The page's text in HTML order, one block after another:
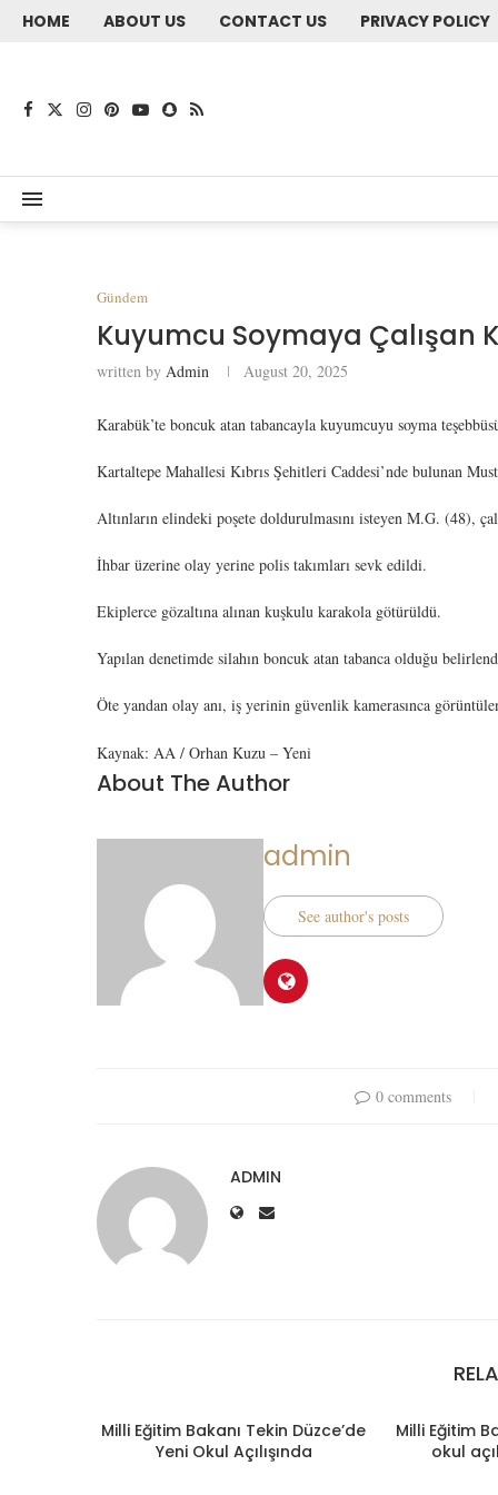
HOME ABOUT US CONTACT US PRIVACY POLICY
Gündem
Kuyumcu Soymaya Çalışan
written by Admin August 20, 2025
Karabük’te boncuk atan tabancayla kuyumcuyu soyma
Kartaltepe Mahallesi Kıbrıs Şehitleri Caddesi’nde bulunan
Altınların elindeki poşete doldurulmasını isteyen M.G. (48),
İhbar üzerine olay yerine polis takımları sevk edildi.
Ekiplerce gözaltına alınan kuşkulu karakola götürüldü.
Yapılan denetimde silahın boncuk atan tabanca olduğu
Öte yandan olay anı, iş yerinin güvenlik kamerasınca
Kaynak: AA / Orhan Kuzu – Yeni
About The Author
admin
See author's posts
0 comments
ADMIN
Milli Eğitim Bakanı Tekin Düzce’de
Yeni Okul Açılışında
Milli Eğitim
okul